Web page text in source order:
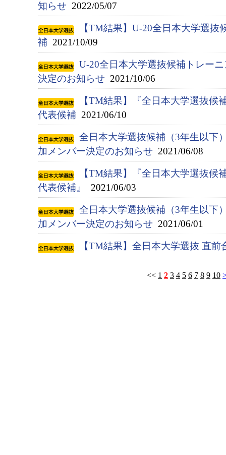
知らせ 2022/05/07
【TM結果】U-20全日本大学選抜
補 2021/10/09
U-20全日本大学選抜候補トレー
決定のお知らせ 2021/10/06
【TM結果】『全日本大学選抜候
代表候補 2021/06/10
全日本大学選抜候補（3年生以下
加メンバー決定のお知らせ 2021/06/08
【TM結果】『全日本大学選抜候
代表候補』
2021/06/03
全日本大学選抜候補（3年生以下
加メンバー決定のお知らせ 2021/06/01
【TM結果】全日本大学選抜 直前
<< 1 2 3 4 5 6 7 8 9 10